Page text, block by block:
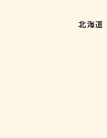
北海道